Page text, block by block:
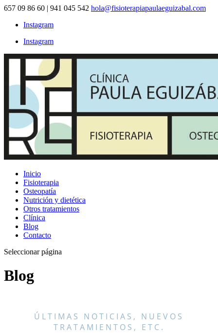
657 09 86 60 | 941 045 542 hola@fisioterapiapaulaeguizabal.com
Instagram
Instagram
Inicio
Fisioterapia
Osteopatía
Nutrición y dietética
Otros tratamientos
Clínica
Blog
Contacto
Seleccionar página
Blog
ÚLTIMAS NOTICIAS, NUEVOS
TRATAMIENTOS, ETC.